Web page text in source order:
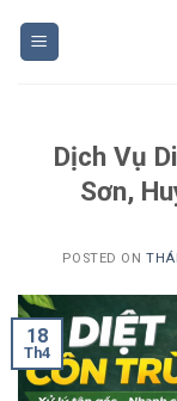
Dịch Vụ
Sơn,
POSTED ON
18
Th4